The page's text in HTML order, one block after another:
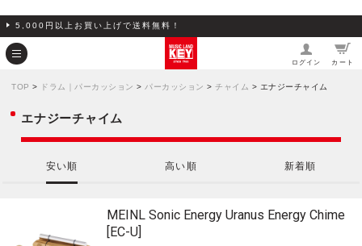
5,000円以上お買い上げで送料無料！
ログイン カート
TOP > ドラム｜パーカッション > パーカッション > チャイム > エナジーチャイム
エナジーチャイム
安い順 高い順 新着順
MEINL Sonic Energy Uranus Energy Chime
[EC-U]